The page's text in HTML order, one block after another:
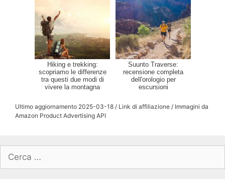
Hiking e trekking:
scopriamo le differenze
tra questi due modi di
vivere la montagna
Suunto Traverse:
recensione completa
dell'orologio per
escursioni
Ultimo aggiornamento 2025-03-18 / Link di affiliazione / Immagini da
Amazon Product Advertising API
Ricerca